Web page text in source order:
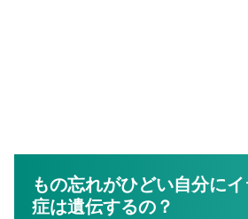
もの忘れがひどい自分に
症は遺伝するの？